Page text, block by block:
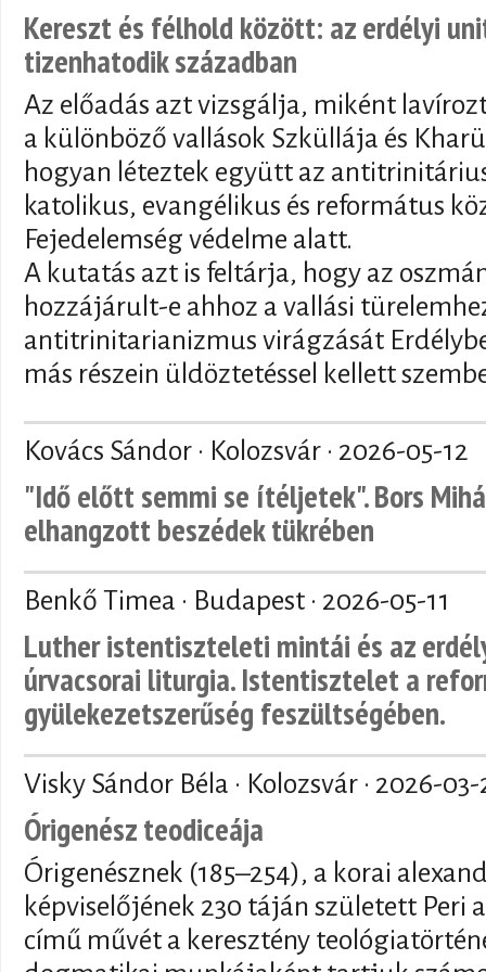
Kereszt és félhold között: az erdélyi
tizenhatodik században
Az előadás azt vizsgálja, miként
a különböző vallások Szküllája és
hogyan léteztek együtt az
katolikus, evangélikus és református
Fejedelemség védelme alatt.
A kutatás azt is feltárja, hogy az
hozzájárult-e ahhoz a vallási
antitrinitarianizmus virágzását
más részein üldöztetéssel kellett
Kovács Sándor · Kolozsvár · 2026-05-12
"Idő előtt semmi se ítéljetek". Bors
elhangzott beszédek tükrében
Benkő Timea · Budapest · 2026-05-11
Luther istentiszteleti mintái és az
úrvacsorai liturgia. Istentisztelet a
gyülekezetszerűség feszültségében.
Visky Sándor Béla · Kolozsvár · 2026-03-
Órigenész teodiceája
Órigenésznek (185–254), a korai
képviselőjének 230 táján született Peri
című művét a keresztény